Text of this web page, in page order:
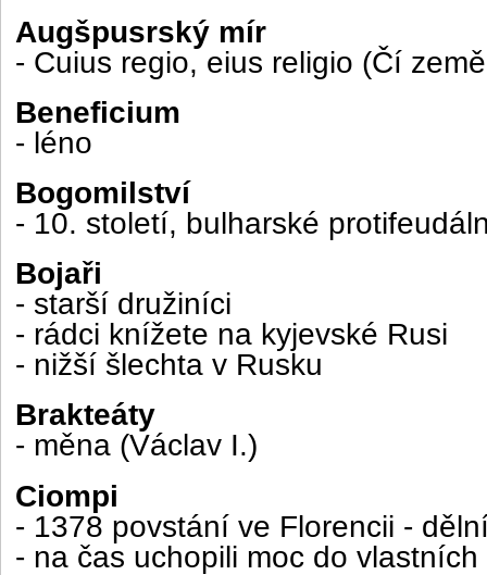
Augšpusrský mír
- Cuius regio, eius religio (Čí
Beneficium
- léno
Bogomilství
- 10. století, bulharské
Bojaři
- starší družiníci
- rádci knížete na kyjevské Rusi
- nižší šlechta v Rusku
Brakteáty
- měna (Václav I.)
Ciompi
- 1378 povstání ve Florencii -
- na čas uchopili moc do vlastních